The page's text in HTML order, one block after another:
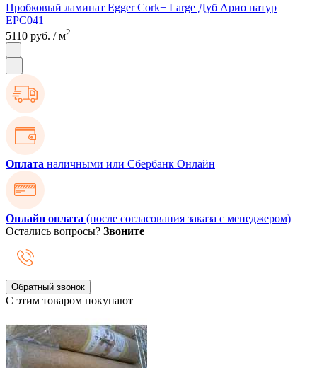
Пробковый ламинат Egger Cork+ Large Дуб Арио натур
EPC041
5110 руб. / м2
Оплата наличными или Сбербанк Онлайн
Онлайн оплата (после согласования заказа с менеджером)
Остались вопросы? Звоните
Обратный звонок
С этим товаром покупают